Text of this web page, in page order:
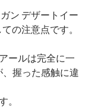
ン デザートイー
の注意点です。
ールは完全に一
握った感触に違
。